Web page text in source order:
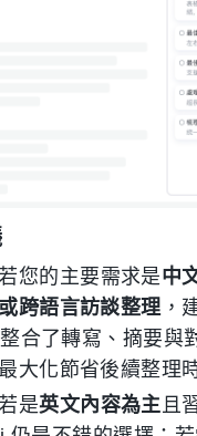
若您的主要需求是中
跨語言訪談整理 ，
合了轉寫、摘要與
大化節省後續整理
是英文內容為主 且